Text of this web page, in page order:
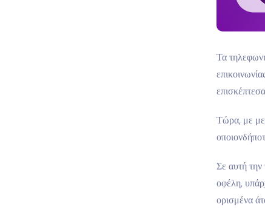
Τα
Τώρα, με
Σε αυτή
οφέλη,
ορισμένα